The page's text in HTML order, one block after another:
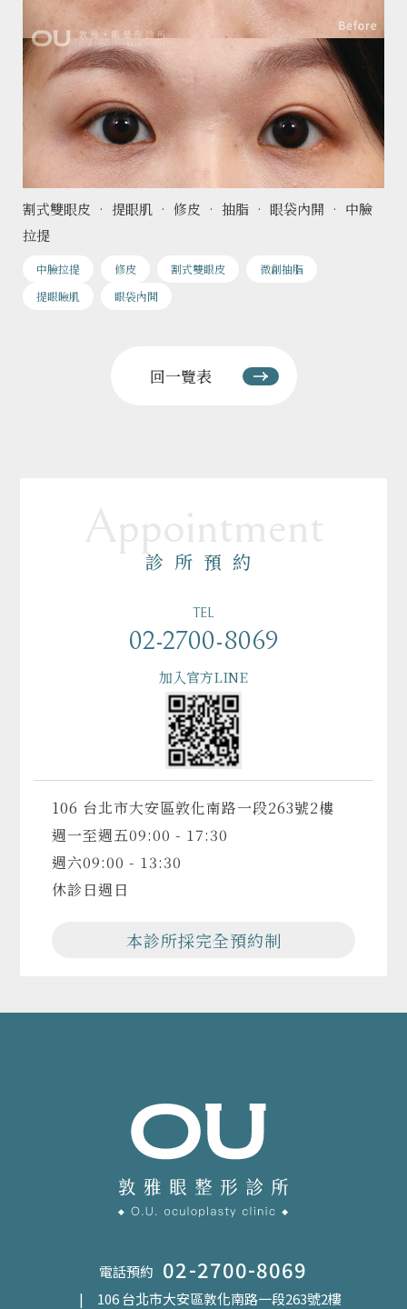
割式雙眼皮 • 提眼肌 • 修皮 • 抽脂 • 眼袋內開 • 中臉
拉提
中臉拉提 修皮 割式雙眼皮
微創抽脂
提眼瞼肌
眼袋內開
回一覽表
診所預約
TEL
02-2700-8069
加入官方LINE
106 台北市大安區敦化南路一段263號2樓
週一至週五09:00 - 17:30
週六09:00 - 13:30
休診日週日
本診所採完全預約制
電話預約 02-2700-8069
| 106 台北市大安區敦化南路一段263號2樓